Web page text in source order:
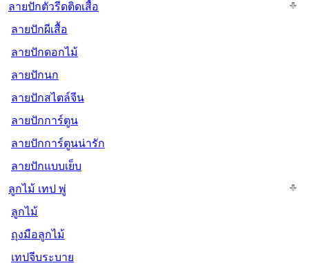
ลายปักตัวรีดติดเสื้อ
ลายปักผีเสื้อ
ลายปักดอกไม้
ลายปักนก
ลายปักสไตล์จีน
ลายปักการ์ตูน
ลายปักการ์ตูนน่ารัก
ลายปักแบบเย็บ
ลูกไม้ เทป พู่
ลูกไม้
ถุงมือลูกไม้
เทปจีบระบาย